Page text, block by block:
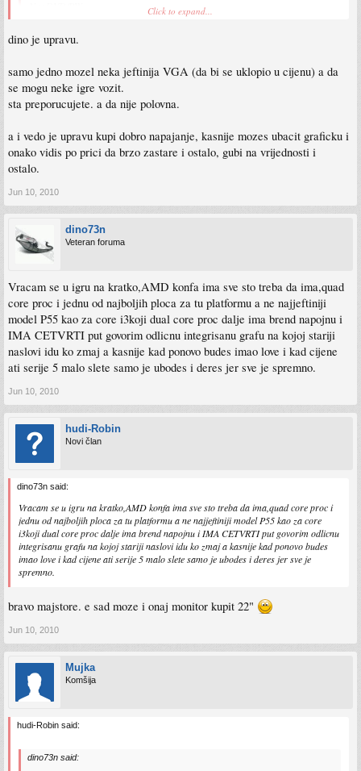
.........1050 KM......
Prvo i osnovno da znas - napajanje je JAKO bitna komponenta, ono ti mozemake
or brake
citav PC. Znaci ako zelis dugovjecan i stabilan racunar onda obavezno
brandirano napajanje
A to sto dodje uz to kuciste definitnivno je drek od
napajanja.
Click to expand...
dino je upravu.
samo jedno mozel neka jeftinija VGA (da bi se uklopio u cijenu) a da
se mogu neke igre vozit.
sta preporucujete. a da nije polovna.
a i vedo je upravu kupi dobro napajanje, kasnije mozes ubacit graficku i
onako vidis po prici da brzo zastare i ostalo, gubi na vrijednosti i
ostalo.
Jun 10, 2010
dino73n
Veteran foruma
Vracam se u igru na kratko,AMD konfa ima sve sto treba da ima,quad
core proc i jednu od najboljih ploca za tu platformu a ne najjeftiniji
model P55 kao za core i3koji dual core proc dalje ima brend napojnu i
IMA CETVRTI put govorim odlicnu integrisanu grafu na kojoj stariji
naslovi idu ko zmaj a kasnije kad ponovo budes imao love i kad cijene
ati serije 5 malo slete samo je ubodes i deres jer sve je spremno.
Jun 10, 2010
hudi-Robin
Novi član
dino73n said:
Vracam se u igru na kratko,AMD konfa ima sve sto treba da ima,quad core proc i
jednu od najboljih ploca za tu platformu a ne najjeftiniji model P55 kao za core
i3koji dual core proc dalje ima brend napojnu i IMA CETVRTI put govorim odlicnu
integrisanu grafu na kojoj stariji naslovi idu ko zmaj a kasnije kad ponovo budes
imao love i kad cijene ati serije 5 malo slete samo je ubodes i deres jer sve je
spremno.
bravo majstore. e sad moze i onaj monitor kupit 22"
Jun 10, 2010
Mujka
Komšija
hudi-Robin said:
dino73n said: